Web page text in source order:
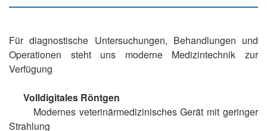
Für diagnostische Untersuchungen, Behandlungen und
Operationen steht uns moderne Medizintechnik zur
Verfügung
Volldigitales Röntgen
Modernes veterinärmedizinisches Gerät mit geringer
Strahlung